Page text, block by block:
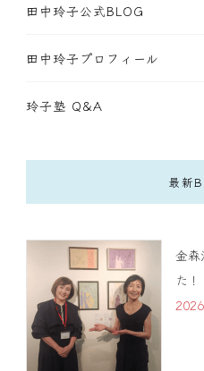
田中玲子公式BLOG
田中玲子プロフィール
玲子塾 Q&A
最新
金森
た！